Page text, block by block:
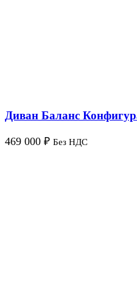
Диван Баланс
469 000 ₽ Без НДС